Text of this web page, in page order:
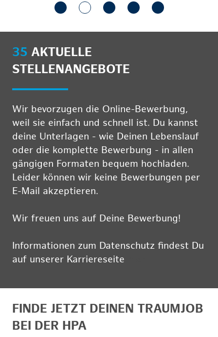
35 AKTUELLE
STELLENANGEBOTE
Wir bevorzugen die Online-Bewerbung,
weil sie einfach und schnell ist. Du kannst
deine Unterlagen - wie Deinen Lebenslauf
oder die komplette Bewerbung - in allen
gängigen Formaten bequem hochladen.
Leider können wir keine Bewerbungen per
E-Mail akzeptieren.
Wir freuen uns auf Deine Bewerbung!
Informationen zum Datenschutz findest Du
auf unserer Karriereseite
FINDE JETZT DEINEN TRAUMJOB
BEI DER HPA